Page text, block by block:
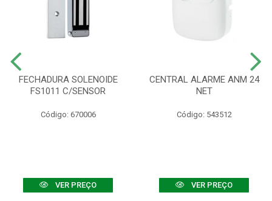
FECHADURA SOLENOIDE
FS1011 C/SENSOR
Código: 670006
VER PREÇO
CENTRAL ALARME ANM 24
NET
Código: 543512
VER PREÇO